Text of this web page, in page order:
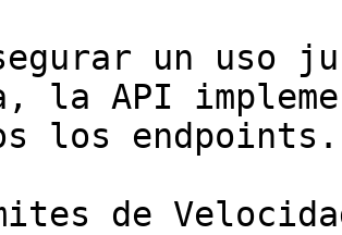
un uso
la API
los endpoints.
de